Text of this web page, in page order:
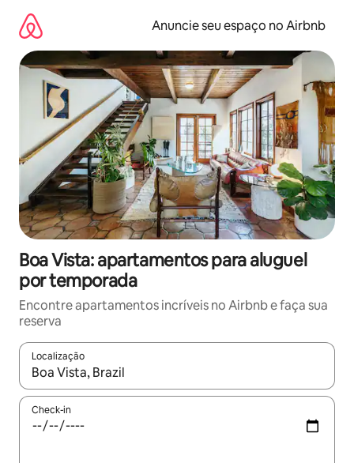
para
conteúdo
Anuncie seu espaço no Airbnb
Boa Vista: apartamentos para aluguel
por temporada
Encontre apartamentos incríveis no Airbnb e faça sua
reserva
Localização
Quando os resultados estiverem disponíveis, explore-os
Check-in